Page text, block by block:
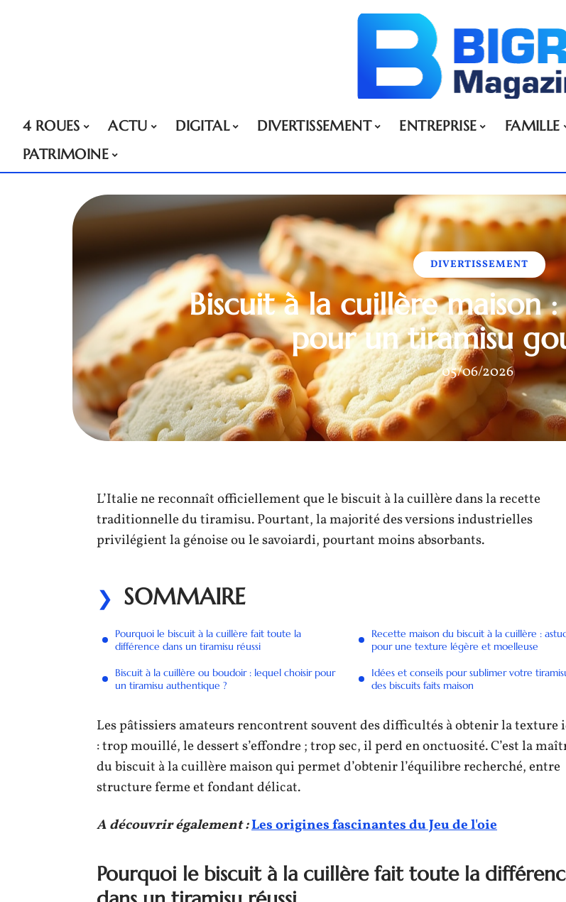
4 ROUES ACTU DIGITAL DIVERTISSEMENT ENTREPRISE FAMILLE
PATRIMOINE
DIVERTISSEMENT
Biscuit à la cuillère maison
pour un tiramisu
05/06/2026
L’Italie ne reconnaît officiellement que le biscuit à la cuillère dans la recette
traditionnelle du tiramisu. Pourtant, la majorité des versions industrielles
privilégient la génoise ou le savoiardi, pourtant moins absorbants.
SOMMAIRE
Pourquoi le biscuit à la cuillère fait toute la
différence dans un tiramisu réussi
Biscuit à la cuillère ou boudoir : lequel choisir pour
un tiramisu authentique ?
Recette maison du biscuit à la cuillère :
pour une texture légère et moelleuse
Idées et conseils pour sublimer votre
des biscuits faits maison
Les pâtissiers amateurs rencontrent souvent des difficultés à obtenir la texture
: trop mouillé, le dessert s’effondre ; trop sec, il perd en onctuosité. C’est la
du biscuit à la cuillère maison qui permet d’obtenir l’équilibre recherché, entre
structure ferme et fondant délicat.
A découvrir également :Les origines fascinantes du Jeu de l'oie
Pourquoi le biscuit à la cuillère fait toute la